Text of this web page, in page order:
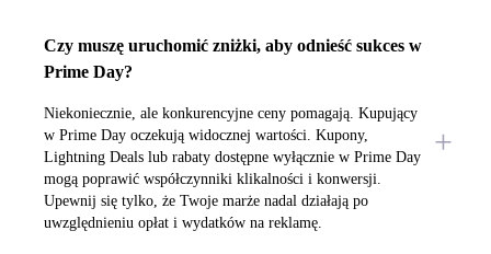
Czy muszę uruchomić zniżki, aby odnieść sukces w
Prime Day?
Niekoniecznie, ale konkurencyjne ceny pomagają. Kupujący
w Prime Day oczekują widocznej wartości. Kupony,
Lightning Deals lub rabaty dostępne wyłącznie w Prime Day
mogą poprawić współczynniki klikalności i konwersji.
Upewnij się tylko, że Twoje marże nadal działają po
uwzględnieniu opłat i wydatków na reklamę.